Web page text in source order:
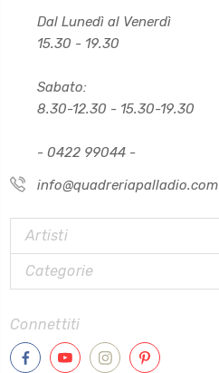
Dal Lunedì al Venerdì
15.30 - 19.30
Sabato:
8.30-12.30 - 15.30-19.30
- 0422 99044 -
info@quadreriapalladio.com
Artisti
Categorie
Connettiti